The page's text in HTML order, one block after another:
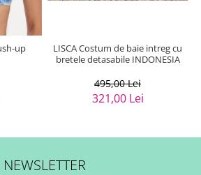
up
LISCA Costum de baie intreg cu
bretele detasabile INDONESIA
495,00 Lei
321,00 Lei
NEWSLETTER